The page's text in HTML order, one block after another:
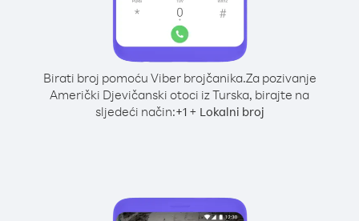
Birati broj pomoću Viber brojčanika.Za pozivanje
Američki Djevičanski otoci iz Turska, birajte na
sljedeći način:+1+ Lokalni broj